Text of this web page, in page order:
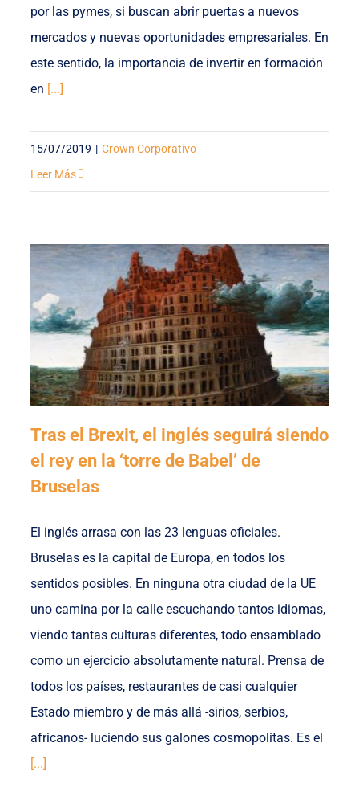
por las pymes, si buscan abrir puertas a nuevos
mercados y nuevas oportunidades empresariales. En
este sentido, la importancia de invertir en formación
en [...]
15/07/2019 | Crown Corporativo
Leer Más
Tras el Brexit, el inglés seguirá siendo
el rey en la ‘torre de Babel’ de
Bruselas
El inglés arrasa con las 23 lenguas oficiales.
Bruselas es la capital de Europa, en todos los
sentidos posibles. En ninguna otra ciudad de la UE
uno camina por la calle escuchando tantos idiomas,
viendo tantas culturas diferentes, todo ensamblado
como un ejercicio absolutamente natural. Prensa de
todos los países, restaurantes de casi cualquier
Estado miembro y de más allá -sirios, serbios,
africanos- luciendo sus galones cosmopolitas. Es el
[...]